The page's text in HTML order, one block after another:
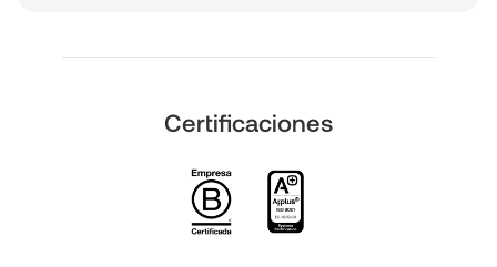
Certificaciones